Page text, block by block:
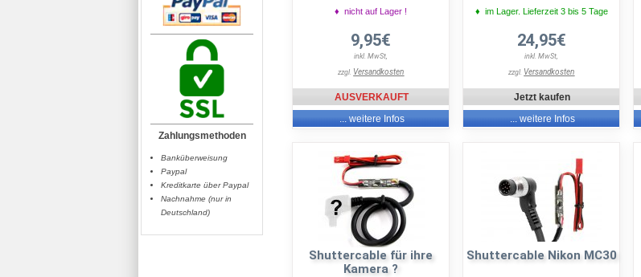
Zahlungsmethoden
Banküberweisung
Paypal
Kreditkarte über Paypal
Nachnahme (nur in
Deutschland)
♦ nicht auf Lager !
9,95€
inkl. MwSt,
zzgl. Versandkosten
AUSVERKAUFT
... weitere Infos
♦ im Lager. Lieferzeit 3 bis 5 Tage
24,95€
inkl. MwSt,
zzgl. Versandkosten
Jetzt kaufen
... weitere Infos
Shuttercable für ihre
Kamera ?
Shuttercable Nikon MC30